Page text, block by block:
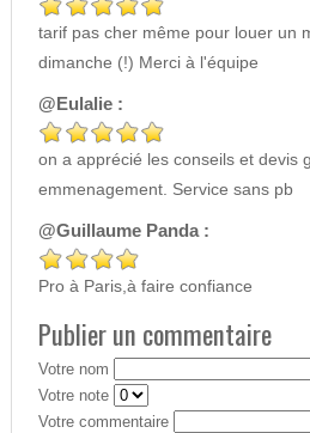
tarif pas cher même pour louer un
dimanche (!) Merci à l'équipe
@Eulalie :
on a apprécié les conseils et devis
emmenagement. Service sans pb
@Guillaume Panda :
Pro à Paris,à faire confiance
Publier un commentaire
Votre nom
Votre note
Votre commentaire